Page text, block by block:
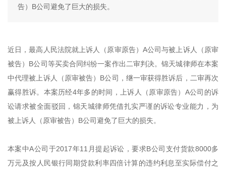
告）B公司避免了巨大的损失。
近日，最高人民法院就上诉人（原审原告）A公司与被上诉人（原审
被告）B公司等买卖合同纠纷一案作出二审判决。锦天城律师在本案
中代理被上诉人（原审被告）B公司，继一审获得胜诉后，二审再次
赢得胜诉。本案历经4年多的时间，上诉人（原审原告）A公司的诉
讼请求被全面驳回，锦天城律师凭借扎实严谨的诉讼专业能力，为
被上诉人（原审被告）B公司避免了巨大的损失。
本案中A公司于2017年11月提起诉讼，要求B公司支付货款8000多
万元及按人民银行同期贷款利率四倍计算的违约利息至实际偿付之